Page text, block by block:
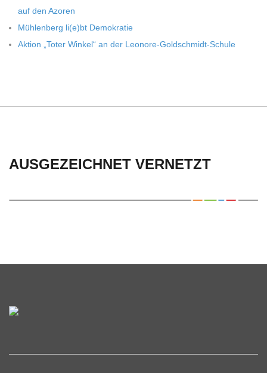
auf den Azoren
Müh­len­berg li(e)bt Demokratie
Aktion „Toter Win­kel“ an der Leonore-Goldschmidt-Schule
AUSGEZEICHNET VERNETZT